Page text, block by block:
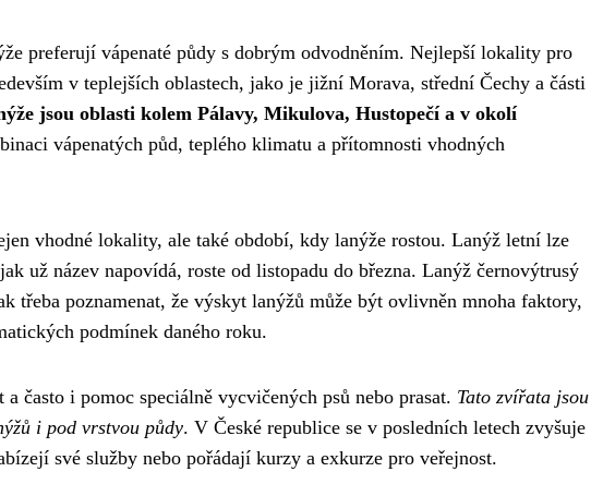
preferují vápenaté půdy s dobrým odvodněním. Nejlepší lokality pro
v teplejších oblastech, jako je jižní Morava, střední Čechy a části
jsou oblasti kolem Pálavy, Mikulova, Hustopečí a v okolí
vápenatých půd, teplého klimatu a přítomnosti vhodných
vhodné lokality, ale také období, kdy lanýže rostou. Lanýž letní lze
už název napovídá, roste od listopadu do března. Lanýž černovýtrusý
třeba poznamenat, že výskyt lanýžů může být ovlivněn mnoha faktory,
podmínek daného roku.
často i pomoc speciálně vycvičených psů nebo prasat. Tato zvířata jsou
i pod vrstvou půdy. V České republice se v posledních letech zvyšuje
své služby nebo pořádají kurzy a exkurze pro veřejnost.